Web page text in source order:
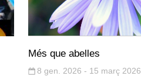
Més que abelles
8 gen. 2026 - 15 març 2026